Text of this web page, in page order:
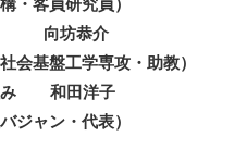
向坊恭介
会基盤工学専攻・助教）
み 和田洋子
ジャン・代表）